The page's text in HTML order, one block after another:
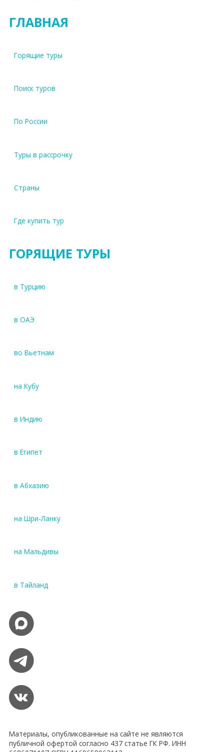
ГЛАВНАЯ
Горящие туры
Поиск туров
По России
Туры в рассрочку
Страны
Где купить тур
ГОРЯЩИЕ ТУРЫ
в Турцию
в ОАЭ
во Вьетнам
на Кубу
в Индию
в Египет
в Абхазию
на Шри-Ланку
на Мальдивы
в Тайланд
Материалы, опубликованные на сайте не являются
публичной офертой согласно 437 статье ГК РФ. ИНН